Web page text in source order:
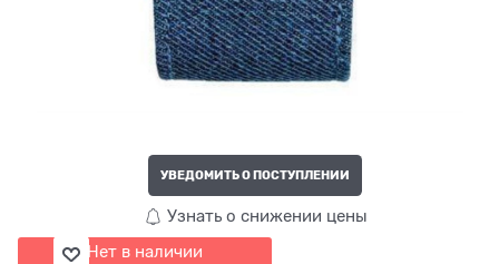
УВЕДОМИТЬ О ПОСТУПЛЕНИИ
Узнать о снижении цены
Нет в наличии